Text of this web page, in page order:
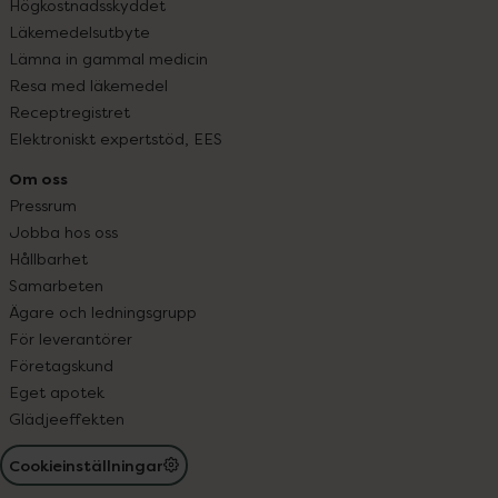
Högkostnadsskyddet
Läkemedelsutbyte
Lämna in gammal medicin
Resa med läkemedel
Receptregistret
Elektroniskt expertstöd, EES
Om oss
Pressrum
Jobba hos oss
Hållbarhet
Samarbeten
Ägare och ledningsgrupp
För leverantörer
Företagskund
Eget apotek
Glädjeeffekten
Cookieinställningar